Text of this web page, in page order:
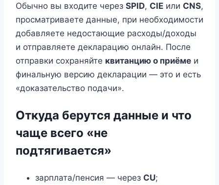
Обычно вы входите через SPID, CIE или CNS,
просматриваете данные, при необходимости
добавляете недостающие расходы/доходы
и отправляете декларацию онлайн. После
отправки сохраняйте квитанцию о приёме и
финальную версию декларации — это и есть
«доказательство подачи».
Откуда берутся данные и что
чаще всего «не
подтягивается»
зарплата/пенсия — через CU;